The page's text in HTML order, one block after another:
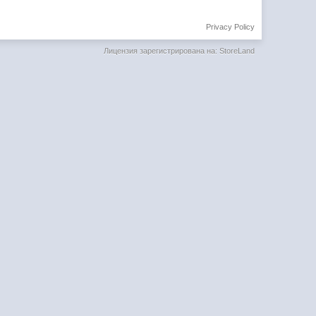
Privacy Policy
Лицензия зарегистрирована на: StoreLand